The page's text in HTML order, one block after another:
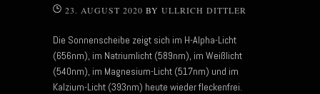
23. AUGUST 2020 BY ULLRICH DITTLER
Die Sonnenscheibe zeigt sich im H-Alpha-Licht
(656nm), im Natriumlicht (589nm), im Weißlicht
(540nm), im Magnesium-Licht (517nm) und im
Kalzium-Licht (393nm) heute wieder fleckenfrei.